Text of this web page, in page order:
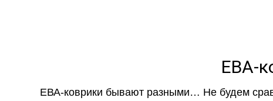
ЕВА-
ЕВА-коврики бывают разными… Не будем